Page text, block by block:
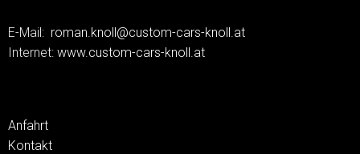
E-Mail: roman.knoll@custom-cars-knoll.at
Internet: www.custom-cars-knoll.at
Anfahrt
Kontakt